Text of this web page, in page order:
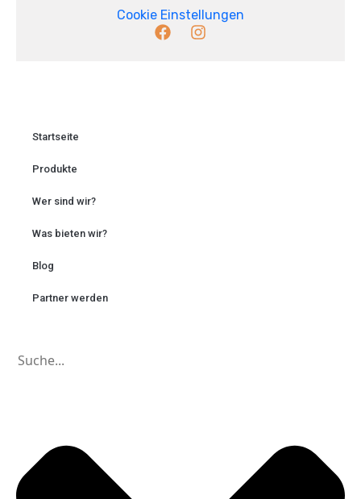
Cookie Einstellungen
Startseite
Produkte
Wer sind wir?
Was bieten wir?
Blog
Partner werden